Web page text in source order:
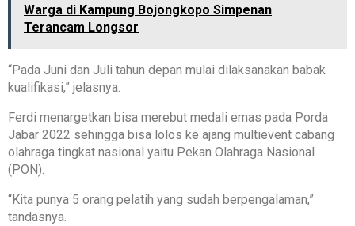
Warga di Kampung Bojongkopo Simpenan
Terancam Longsor
“Pada Juni dan Juli tahun depan mulai dilaksanakan babak
kualifikasi,” jelasnya.
Ferdi menargetkan bisa merebut medali emas pada Porda
Jabar 2022 sehingga bisa lolos ke ajang multievent cabang
olahraga tingkat nasional yaitu Pekan Olahraga Nasional
(PON).
“Kita punya 5 orang pelatih yang sudah berpengalaman,”
tandasnya.